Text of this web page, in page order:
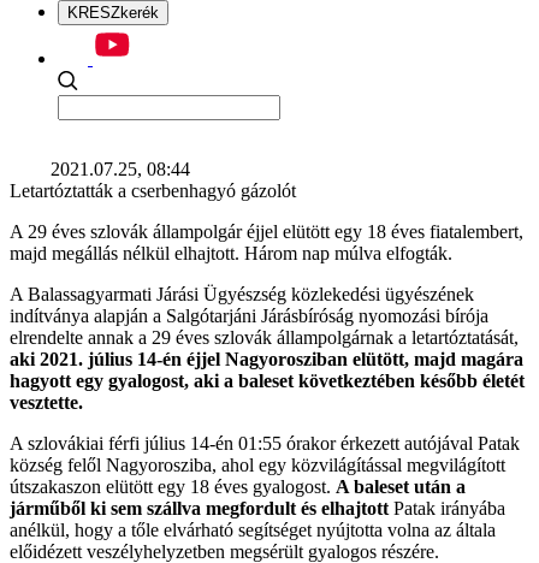
KRESZkerék
2021.07.25, 08:44
Letartóztatták a cserbenhagyó gázolót
A 29 éves szlovák állampolgár éjjel elütött egy 18 éves fiatalembert,
majd megállás nélkül elhajtott. Három nap múlva elfogták.
A Balassagyarmati Járási Ügyészség közlekedési ügyészének
indítványa alapján a Salgótarjáni Járásbíróság nyomozási bírója
elrendelte annak a 29 éves szlovák állampolgárnak a letartóztatását,
aki 2021. július 14-én éjjel Nagyorosziban elütött, majd magára
hagyott egy gyalogost, aki a baleset következtében később életét
vesztette.
A szlovákiai férfi július 14-én 01:55 órakor érkezett autójával Patak
község felől Nagyorosziba, ahol egy közvilágítással megvilágított
útszakaszon elütött egy 18 éves gyalogost. A baleset után a
járműből ki sem szállva megfordult és elhajtott Patak irányába
anélkül, hogy a tőle elvárható segítséget nyújtotta volna az általa
előidézett veszélyhelyzetben megsérült gyalogos részére.